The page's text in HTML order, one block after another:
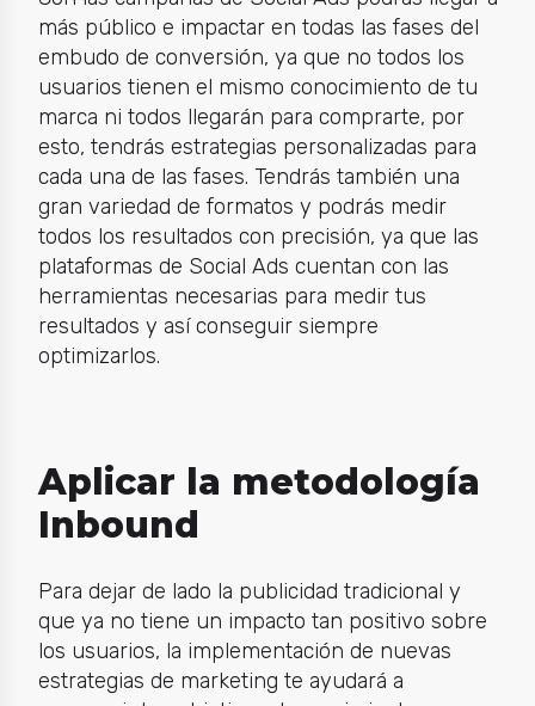
más público e impactar en todas las fases del
embudo de conversión, ya que no todos los
usuarios tienen el mismo conocimiento de tu
marca ni todos llegarán para comprarte, por
esto, tendrás estrategias personalizadas para
cada una de las fases. Tendrás también una
gran variedad de formatos y podrás medir
todos los resultados con precisión, ya que las
plataformas de Social Ads cuentan con las
herramientas necesarias para medir tus
resultados y así conseguir siempre
optimizarlos.
Aplicar la metodología
Inbound
Para dejar de lado la publicidad tradicional y
que ya no tiene un impacto tan positivo sobre
los usuarios, la implementación de nuevas
estrategias de marketing te ayudará a